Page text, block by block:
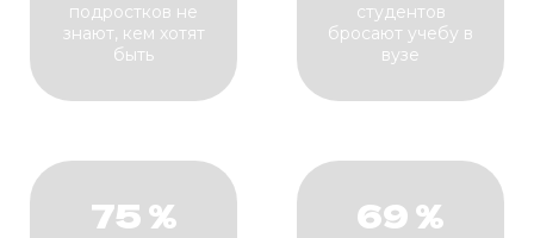
подростков не
знают, кем хотят
быть
студентов
бросают учебу в
вузе
75 % 69 %